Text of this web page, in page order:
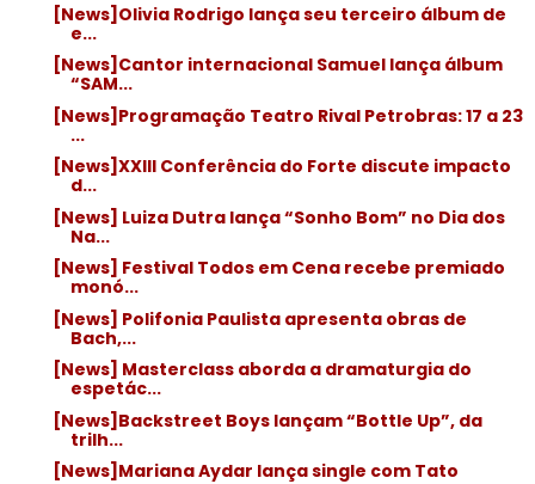
[News]Olivia Rodrigo lança seu terceiro álbum de
e...
[News]Cantor internacional Samuel lança álbum
“SAM...
[News]Programação Teatro Rival Petrobras: 17 a 23
...
[News]XXIII Conferência do Forte discute impacto
d...
[News] Luiza Dutra lança “Sonho Bom” no Dia dos
Na...
[News] Festival Todos em Cena recebe premiado
monó...
[News] Polifonia Paulista apresenta obras de
Bach,...
[News] Masterclass aborda a dramaturgia do
espetác...
[News]Backstreet Boys lançam “Bottle Up”, da
trilh...
[News]Mariana Aydar lança single com Tato